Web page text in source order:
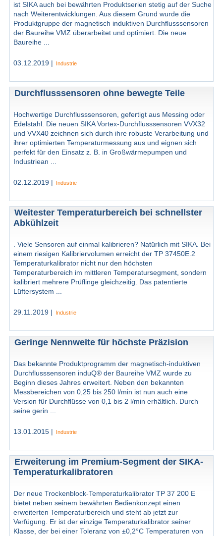
ist SIKA auch bei bewährten Produktserien stetig auf der Suche
nach Weiterentwicklungen. Aus diesem Grund wurde die
Produktgruppe der magnetisch induktiven Durchflusssensoren
der Baureihe VMZ überarbeitet und optimiert. Die neue
Baureihe ...
03.12.2019 | Industrie
Durchflusssensoren ohne bewegte Teile
Hochwertige Durchflusssensoren, gefertigt aus Messing oder
Edelstahl. Die neuen SIKA Vortex-Durchflusssensoren VVX32
und VVX40 zeichnen sich durch ihre robuste Verarbeitung und
ihrer optimierten Temperaturmessung aus und eignen sich
perfekt für den Einsatz z. B. in Großwärmepumpen und
Industriean ...
02.12.2019 | Industrie
Weitester Temperaturbereich bei schnellster
Abkühlzeit
. Viele Sensoren auf einmal kalibrieren? Natürlich mit SIKA. Bei
einem riesigen Kalibriervolumen erreicht der TP 37450E.2
Temperaturkalibrator nicht nur den höchsten
Temperaturbereich im mittleren Temperatursegment, sondern
kalibriert mehrere Prüflinge gleichzeitig. Das patentierte
Lüftersystem ...
29.11.2019 | Industrie
Geringe Nennweite für höchste Präzision
Das bekannte Produktprogramm der magnetisch-induktiven
Durchflusssensoren induQ® der Baureihe VMZ wurde zu
Beginn dieses Jahres erweitert. Neben den bekannten
Messbereichen von 0,25 bis 250 l/min ist nun auch eine
Version für Durchflüsse von 0,1 bis 2 l/min erhältlich. Durch
seine gerin ...
13.01.2015 | Industrie
Erweiterung im Premium-Segment der SIKA-
Temperaturkalibratoren
Der neue Trockenblock-Temperaturkalibrator TP 37 200 E
bietet neben seinem bewährten Bedienkonzept einen
erweiterten Temperaturbereich und steht ab jetzt zur
Verfügung. Er ist der einzige Temperaturkalibrator seiner
Klasse, der bei einer Toleranz von ±0,2°C Temperaturen von